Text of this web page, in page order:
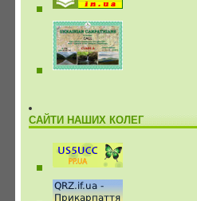
САЙТИ НАШИХ КОЛЕГ